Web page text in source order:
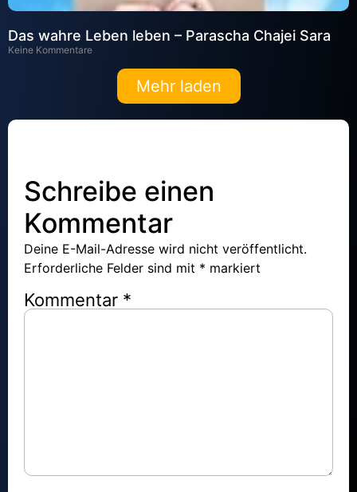
Das wahre Leben leben – Parascha Chajei Sara
Keine Kommentare
Mehr laden
Schreibe einen
Kommentar
Deine E-Mail-Adresse wird nicht veröffentlicht.
Erforderliche Felder sind mit * markiert
Kommentar *